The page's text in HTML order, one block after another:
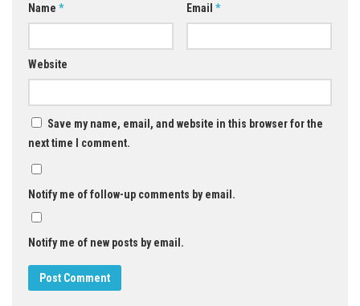
Name * Email *
Website
Save my name, email, and website in this browser for the
next time I comment.
Notify me of follow-up comments by email.
Notify me of new posts by email.